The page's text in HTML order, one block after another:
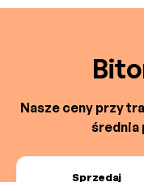
Nasze ceny przy
średnia
Sprzedaj